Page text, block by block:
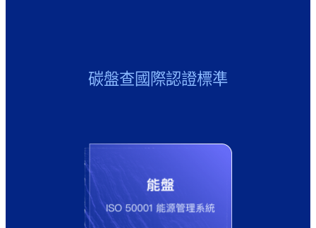
碳盤查國際認證標準